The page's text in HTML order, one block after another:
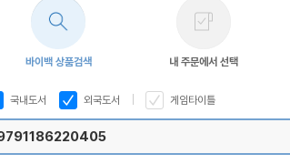
바이백 상품검색 내 주문에서 선택
국내도서 외국도서 게임타이틀